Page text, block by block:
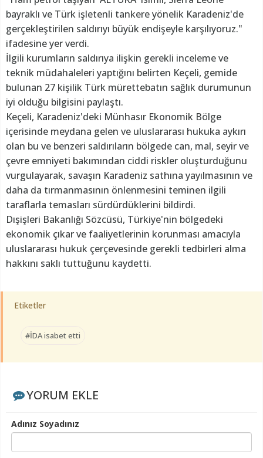
bayraklı ve Türk işletenli tankere yönelik Karadeniz'de
gerçekleştirilen saldırıyı büyük endişeyle karşılıyoruz."
ifadesine yer verdi.
İlgili kurumların saldırıya ilişkin gerekli inceleme ve
teknik müdahaleleri yaptığını belirten Keçeli, gemide
bulunan 27 kişilik Türk mürettebatın sağlık durumunun
iyi olduğu bilgisini paylaştı.
Keçeli, Karadeniz'deki Münhasır Ekonomik Bölge
içerisinde meydana gelen ve uluslararası hukuka aykırı
olan bu ve benzeri saldırıların bölgede can, mal, seyir ve
çevre emniyeti bakımından ciddi riskler oluşturduğunu
vurgulayarak, savaşın Karadeniz sathına yayılmasının ve
daha da tırmanmasının önlenmesini teminen ilgili
taraflarla temasları sürdürdüklerini bildirdi.
Dışişleri Bakanlığı Sözcüsü, Türkiye'nin bölgedeki
ekonomik çıkar ve faaliyetlerinin korunması amacıyla
uluslararası hukuk çerçevesinde gerekli tedbirleri alma
hakkını saklı tuttuğunu kaydetti.
Etiketler
#İDA isabet etti
YORUM EKLE
Adınız Soyadınız